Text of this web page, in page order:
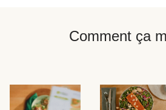
Comment ça